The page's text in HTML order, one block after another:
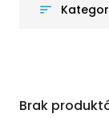
Brak